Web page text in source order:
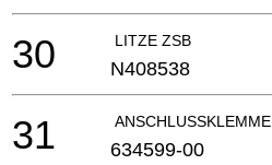
LITZE ZSB
30 N408538
ANSCHLUSSKLEMME
31 634599-00